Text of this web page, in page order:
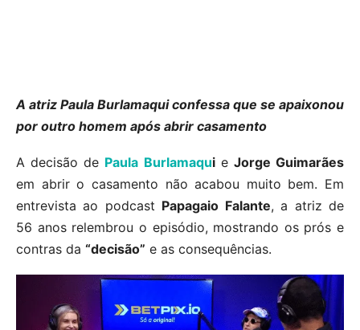
A atriz Paula Burlamaqui confessa que se apaixonou
por outro homem após abrir casamento
A decisão de Paula Burlamaquie Jorge Guimarães
em abrir o casamento não acabou muito bem. Em
entrevista ao podcast Papagaio Falante, a atriz de
56 anos relembrou o episódio, mostrando os prós e
contras da “decisão” e as consequências.